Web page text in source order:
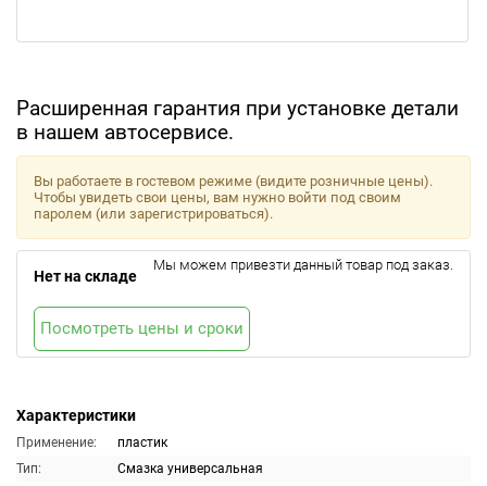
Расширенная гарантия при установке детали
в нашем автосервисе.
Характеристики
Применение:
пластик
Тип:
Смазка универсальная
Вы работаете в гостевом режиме (видите розничные цены).
Чтобы увидеть свои цены, вам нужно войти под своим
паролем (или зарегистрироваться).
Нет на складе
Мы можем привезти данный товар под заказ.
Посмотреть цены и сроки